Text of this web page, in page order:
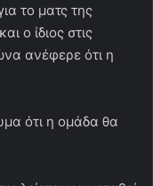
το ματς της
ο ίδιος στις
ανέφερε ότι η
ότι η ομάδα θα